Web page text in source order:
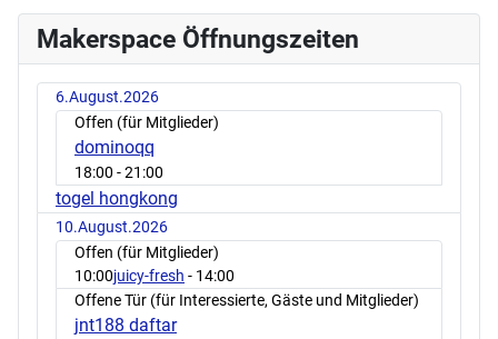
Makerspace Öffnungszeiten
6.August.2026
Offen (für Mitglieder)
dominoqq
18:00 - 21:00
togel hongkong
10.August.2026
Offen (für Mitglieder)
10:00juicy-fresh - 14:00
Offene Tür (für Interessierte, Gäste und Mitglieder)
jnt188 daftar